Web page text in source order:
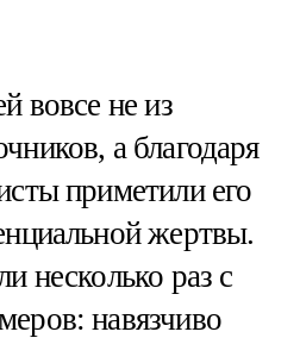
вовсе не из
а благодаря
приметили его
жертвы.
несколько раз с
навязчиво